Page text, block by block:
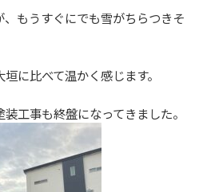
もうすぐにでも雪がちらつきそ
に比べて温かく感じます。
工事も終盤になってきました。